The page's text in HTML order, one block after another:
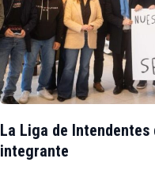
La Liga de Intendentes
integrante